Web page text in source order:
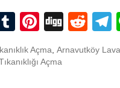
LinkedIn
Tumblr
Pinterest
Digg
Açma Arnavutköy
Açma